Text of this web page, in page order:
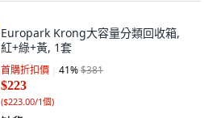
Europark Krong大容量分類回收箱,
紅+綠+黃, 1套
首購折扣價 41%$381
$223
($223.00/1個)